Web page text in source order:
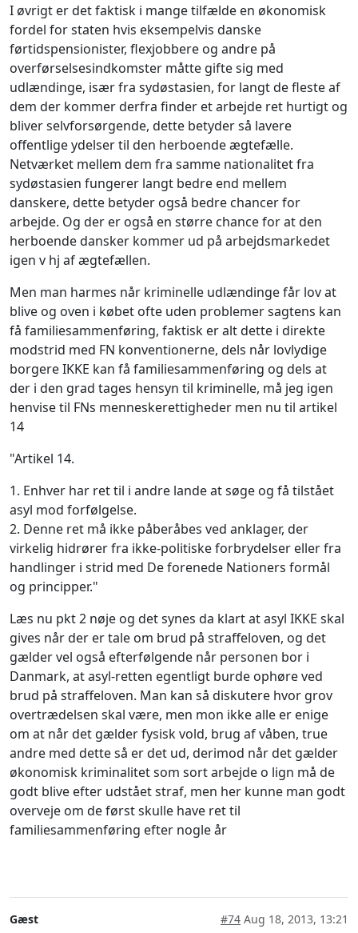
I øvrigt er det faktisk i mange tilfælde en økonomisk
fordel for staten hvis eksempelvis danske
førtidspensionister, flexjobbere og andre på
overførselsesindkomster måtte gifte sig med
udlændinge, især fra sydøstasien, for langt de fleste af
dem der kommer derfra finder et arbejde ret hurtigt og
bliver selvforsørgende, dette betyder så lavere
offentlige ydelser til den herboende ægtefælle.
Netværket mellem dem fra samme nationalitet fra
sydøstasien fungerer langt bedre end mellem
danskere, dette betyder også bedre chancer for
arbejde. Og der er også en større chance for at den
herboende dansker kommer ud på arbejdsmarkedet
igen v hj af ægtefællen.
Men man harmes når kriminelle udlændinge får lov at
blive og oven i købet ofte uden problemer sagtens kan
få familiesammenføring, faktisk er alt dette i direkte
modstrid med FN konventionerne, dels når lovlydige
borgere IKKE kan få familiesammenføring og dels at
der i den grad tages hensyn til kriminelle, må jeg igen
henvise til FNs menneskerettigheder men nu til artikel
14
"Artikel 14.
1. Enhver har ret til i andre lande at søge og få tilstået
asyl mod forfølgelse.
2. Denne ret må ikke påberåbes ved anklager, der
virkelig hidrører fra ikke-politiske forbrydelser eller fra
handlinger i strid med De forenede Nationers formål
og principper."
Læs nu pkt 2 nøje og det synes da klart at asyl IKKE skal
gives når der er tale om brud på straffeloven, og det
gælder vel også efterfølgende når personen bor i
Danmark, at asyl-retten egentligt burde ophøre ved
brud på straffeloven. Man kan så diskutere hvor grov
overtrædelsen skal være, men mon ikke alle er enige
om at når det gælder fysisk vold, brug af våben, true
andre med dette så er det ud, derimod når det gælder
økonomisk kriminalitet som sort arbejde o lign må de
godt blive efter udstået straf, men her kunne man godt
overveje om de først skulle have ret til
familiesammenføring efter nogle år
Gæst #74 Aug 18, 2013, 13:21